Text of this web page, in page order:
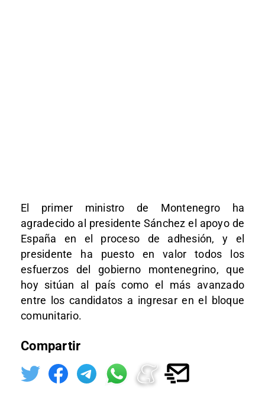
El primer ministro de Montenegro ha
agradecido al presidente Sánchez el apoyo de
España en el proceso de adhesión, y el
presidente ha puesto en valor todos los
esfuerzos del gobierno montenegrino, que
hoy sitúan al país como el más avanzado
entre los candidatos a ingresar en el bloque
comunitario.
Compartir